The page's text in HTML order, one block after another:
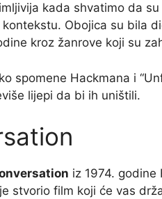
kada shvatimo da
Obojica su bila
kroz žanrove koji su
spomene Hackmana i
lijepi da bi ih uništili.
iz 1974. godine
stvorio film koji će vas